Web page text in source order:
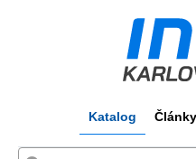
Katalog Články